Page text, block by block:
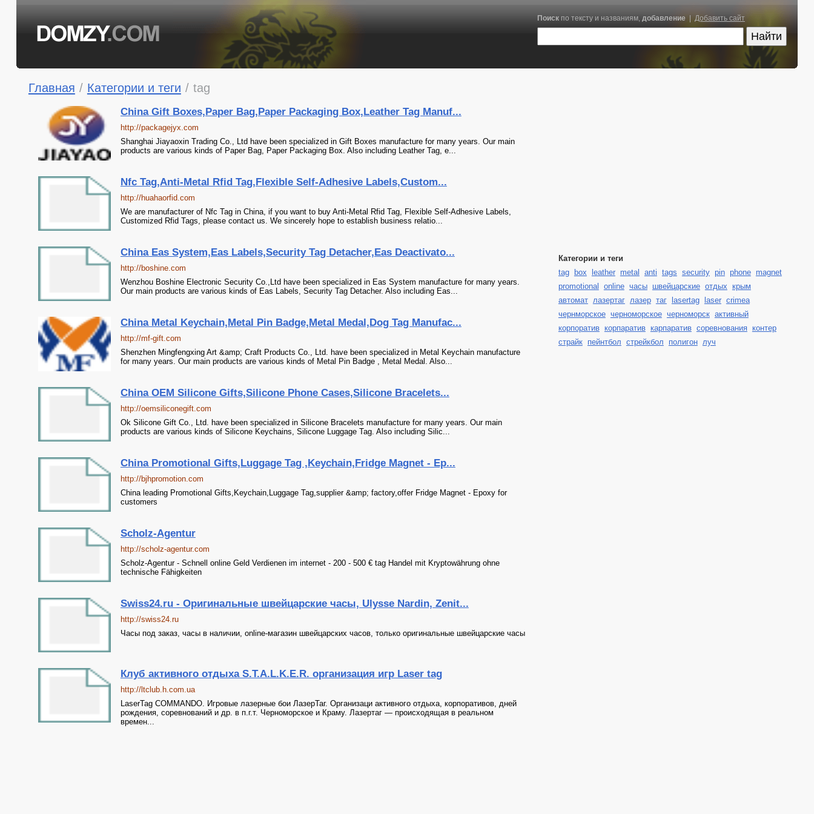
Поискпо тексту и названиям, добавление| Добавить сайт
Главная / Категории и теги / tag
China Gift Boxes,Paper Bag,Paper Packaging Box,Leather Tag Manuf...
http://packagejyx.com
Shanghai Jiayaoxin Trading Co., Ltd have been specialized in Gift Boxes manufacture for many years. Our main
products are various kinds of Paper Bag, Paper Packaging Box. Also including Leather Tag, e...
Nfc Tag,Anti-Metal Rfid Tag,Flexible Self-Adhesive Labels,Custom...
http://huahaorfid.com
We are manufacturer of Nfc Tag in China, if you want to buy Anti-Metal Rfid Tag, Flexible Self-Adhesive Labels,
Customized Rfid Tags, please contact us. We sincerely hope to establish business relatio...
China Eas System,Eas Labels,Security Tag Detacher,Eas Deactivato...
http://boshine.com
Wenzhou Boshine Electronic Security Co.,Ltd have been specialized in Eas System manufacture for many years.
Our main products are various kinds of Eas Labels, Security Tag Detacher. Also including Eas...
China Metal Keychain,Metal Pin Badge,Metal Medal,Dog Tag Manufac...
http://mf-gift.com
Shenzhen Mingfengxing Art &amp; Craft Products Co., Ltd. have been specialized in Metal Keychain manufacture
for many years. Our main products are various kinds of Metal Pin Badge , Metal Medal. Also...
China OEM Silicone Gifts,Silicone Phone Cases,Silicone Bracelets...
http://oemsiliconegift.com
Ok Silicone Gift Co., Ltd. have been specialized in Silicone Bracelets manufacture for many years. Our main
products are various kinds of Silicone Keychains, Silicone Luggage Tag. Also including Silic...
China Promotional Gifts,Luggage Tag ,Keychain,Fridge Magnet - Ep...
http://bjhpromotion.com
China leading Promotional Gifts,Keychain,Luggage Tag,supplier &amp; factory,offer Fridge Magnet - Epoxy for
customers
Scholz-Agentur
http://scholz-agentur.com
Scholz-Agentur - Schnell online Geld Verdienen im internet - 200 - 500 € tag Handel mit Kryptowährung ohne
technische Fähigkeiten
Swiss24.ru - Оригинальные швейцарские часы, Ulysse Nardin, Zenit...
http://swiss24.ru
Часы под заказ, часы в наличии, online-магазин швейцарских часов, только оригинальные швейцарские часы
Клуб активного отдыха S.T.A.L.K.E.R. организация игр Laser tag
http://ltclub.h.com.ua
LaserTag COMMANDO. Игровые лазерные бои ЛазерТаг. Организаци активного отдыха, корпоративов, дней
рождения, соревнований и др. в п.г.т. Черноморское и Краму. Лазертаг — происходящая в реальном
времен...
Категории и теги
tag
box leather metal anti tags security pin phone magnet
promotional
online часы швейцарские отдых крым
автомат лазертаг лазер таг lasertag laser crimea
чернморское черноморское черноморск активный
корпоратив корпаратив карпаратив соревнования контер
страйк
пейнтбол стрейкбол полигон луч